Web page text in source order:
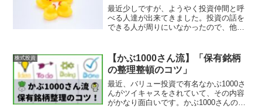
最近少しですが、ようやく投資仲間と呼
べる人達が出来てきました。投資の話を
できる人が周りにいなかったので、他の
は、本が１だとすると、人と話す事が２
になるんだとか...（ちな...
株式投資
【かぶ1000さん流】「保有銘柄
の整理整頓のコツ」
最近、バリュー投資で有名なかぶ1000さ
んがツイキャスをされていて、その内容
がかなり面白いです。かぶ1000さんのツ